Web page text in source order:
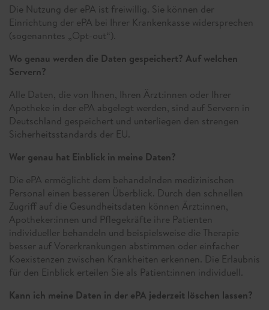
Die Nutzung der ePA ist freiwillig. Sie können der
Einrichtung der ePA bei Ihrer Krankenkasse widersprechen
(sogenanntes „Opt-out“).
Wo genau werden die Daten gespeichert? Auf welchen
Servern?
Alle Daten, die von Ihnen, Ihren Ärzt:innen oder Ihrer
Apotheke in der ePA abgelegt werden, sind auf Servern in
Deutschland gespeichert und unterliegen den strengen
Sicherheitsstandards der EU.
Wer genau hat Einblick in meine Daten?
Die ePA ermöglicht dem behandelnden medizinischen
Personal einen besseren Überblick. Durch den schnellen
Zugriff auf die Gesundheitsdaten können Ärzt:innen,
Apotheker:innen und Pflegekräfte ihre Patienten
individueller behandeln und beispielsweise die Therapie
besser auf Vorerkrankungen abstimmen oder einfacher
Koexistenzen zwischen Krankheiten erkennen. Die Erlaubnis
für den Einblick erteilen Sie als Patient:innen individuell.
Kann ich meine Daten in der ePA jederzeit löschen lassen?